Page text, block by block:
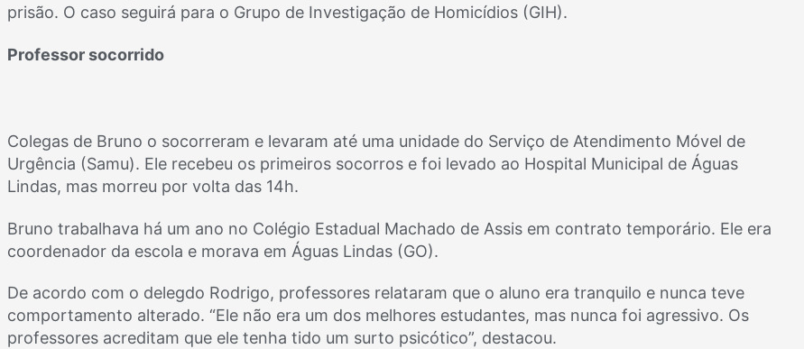
prisão. O caso seguirá para o Grupo de Investigação de Homicídios (GIH).
Professor socorrido
Colegas de Bruno o socorreram e levaram até uma unidade do Serviço de Atendimento Móvel de
Urgência (Samu). Ele recebeu os primeiros socorros e foi levado ao Hospital Municipal de Águas
Lindas, mas morreu por volta das 14h.
Bruno trabalhava há um ano no Colégio Estadual Machado de Assis em contrato temporário. Ele era
coordenador da escola e morava em Águas Lindas (GO).
De acordo com o delegdo Rodrigo, professores relataram que o aluno era tranquilo e nunca teve
comportamento alterado. “Ele não era um dos melhores estudantes, mas nunca foi agressivo. Os
professores acreditam que ele tenha tido um surto psicótico”, destacou.